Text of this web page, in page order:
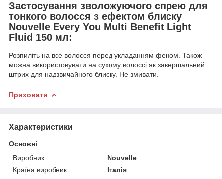
Застосування зволожуючого спрею для
тонкого волосся з ефектом блиску
Nouvelle Every You Multi Benefit Light
Fluid 150 мл:
Розпиліть на все волосся перед укладанням феном. Також
можна використовувати на сухому волоссі як завершальний
штрих для надзвичайного блиску. Не змивати.
Приховати
Характеристики
Основні
Виробник
Nouvelle
Країна виробник
Італія